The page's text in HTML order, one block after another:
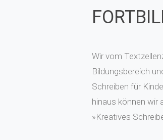
Wir vom
Bildungsbereich
Schreiben für
hinaus können wir
»Kreatives